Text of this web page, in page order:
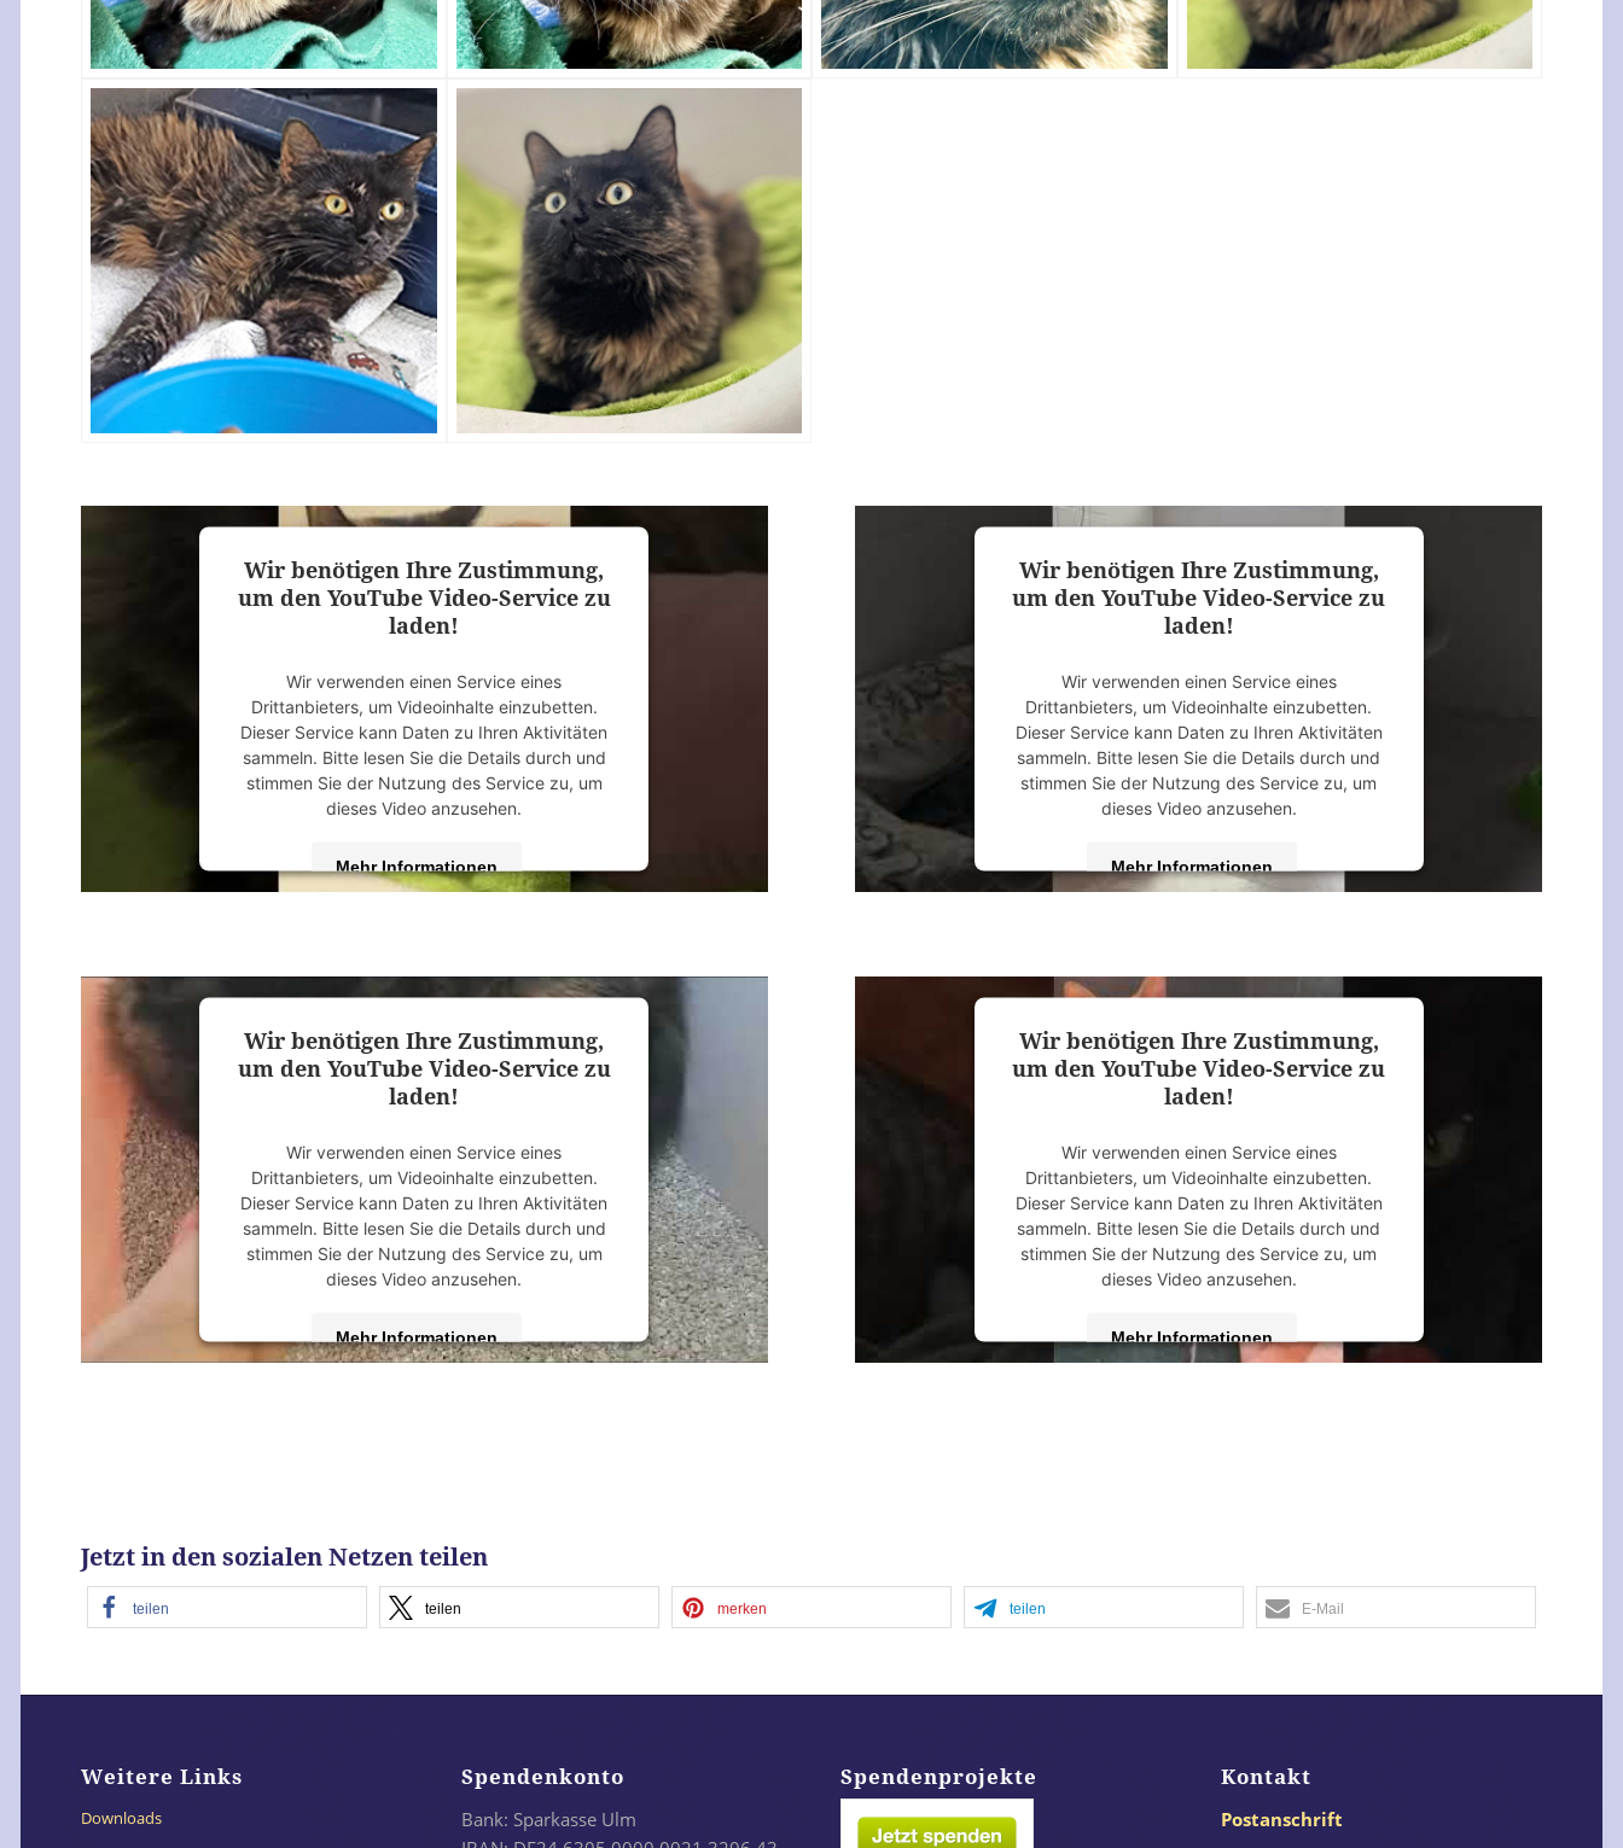
Wir benötigen Ihre Zustimmung,
um den YouTube Video-Service zu
laden!
Wir verwenden einen Service eines
Drittanbieters, um Videoinhalte einzubetten.
Dieser Service kann Daten zu Ihren Aktivitäten
sammeln. Bitte lesen Sie die Details durch und
stimmen Sie der Nutzung des Service zu, um
dieses Video anzusehen.
Mehr Informationen
powered byUsercentrics Consent Management
Platform&eRecht24
Wir benötigen Ihre Zustimmung,
um den YouTube Video-Service zu
laden!
Wir verwenden einen Service eines
Drittanbieters, um Videoinhalte einzubetten.
Dieser Service kann Daten zu Ihren Aktivitäten
sammeln. Bitte lesen Sie die Details durch und
stimmen Sie der Nutzung des Service zu, um
dieses Video anzusehen.
Mehr Informationen
powered byUsercentrics Consent Management
Platform&eRecht24
Wir benötigen Ihre Zustimmung,
um den YouTube Video-Service zu
laden!
Wir verwenden einen Service eines
Drittanbieters, um Videoinhalte einzubetten.
Dieser Service kann Daten zu Ihren Aktivitäten
sammeln. Bitte lesen Sie die Details durch und
stimmen Sie der Nutzung des Service zu, um
dieses Video anzusehen.
Mehr Informationen
Wir benötigen Ihre Zustimmung,
um den YouTube Video-Service zu
laden!
Wir verwenden einen Service eines
Drittanbieters, um Videoinhalte einzubetten.
Dieser Service kann Daten zu Ihren Aktivitäten
sammeln. Bitte lesen Sie die Details durch und
stimmen Sie der Nutzung des Service zu, um
dieses Video anzusehen.
Mehr Informationen
Jetzt in den sozialen Netzen teilen
teilen teilen merken teilen E-Mail
Weitere Links
Downloads
Spendenkonto
Bank: Sparkasse Ulm
Spendenprojekte Kontakt
Postanschrift